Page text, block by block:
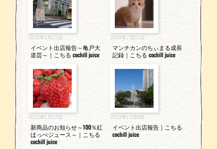
2020年2月25日
イベント出店報告～亀戸大
道芸～｜こちる cochill juice
2019年7月31日
マンチカンのちぃまる成長
記録｜こちる cochill juice
2023年1月23日
新商品のお知らせ～100％紅
ほっぺジュース～｜こちる
cochill juice
2019年10月8日
イベント出店報告｜こちる
cochill juice